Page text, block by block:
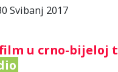
Svibanj 2017
u crno-bijeloj